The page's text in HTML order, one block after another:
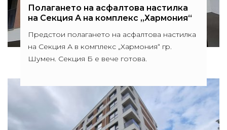
Полагането на асфалтова настилка
на Секция А на комплекс „Хармония“
Предстои полагането на асфалтова настилка
на Секция А в комплекс „Хармония“ гр.
Шумен. Секция Б е вече готова.